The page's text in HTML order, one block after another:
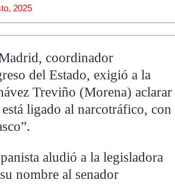
2025
coordinador
del Estado, exigió a la
Treviño (Morena) aclarar
ligado al narcotráfico, con
aludió a la legisladora
nombre al senador